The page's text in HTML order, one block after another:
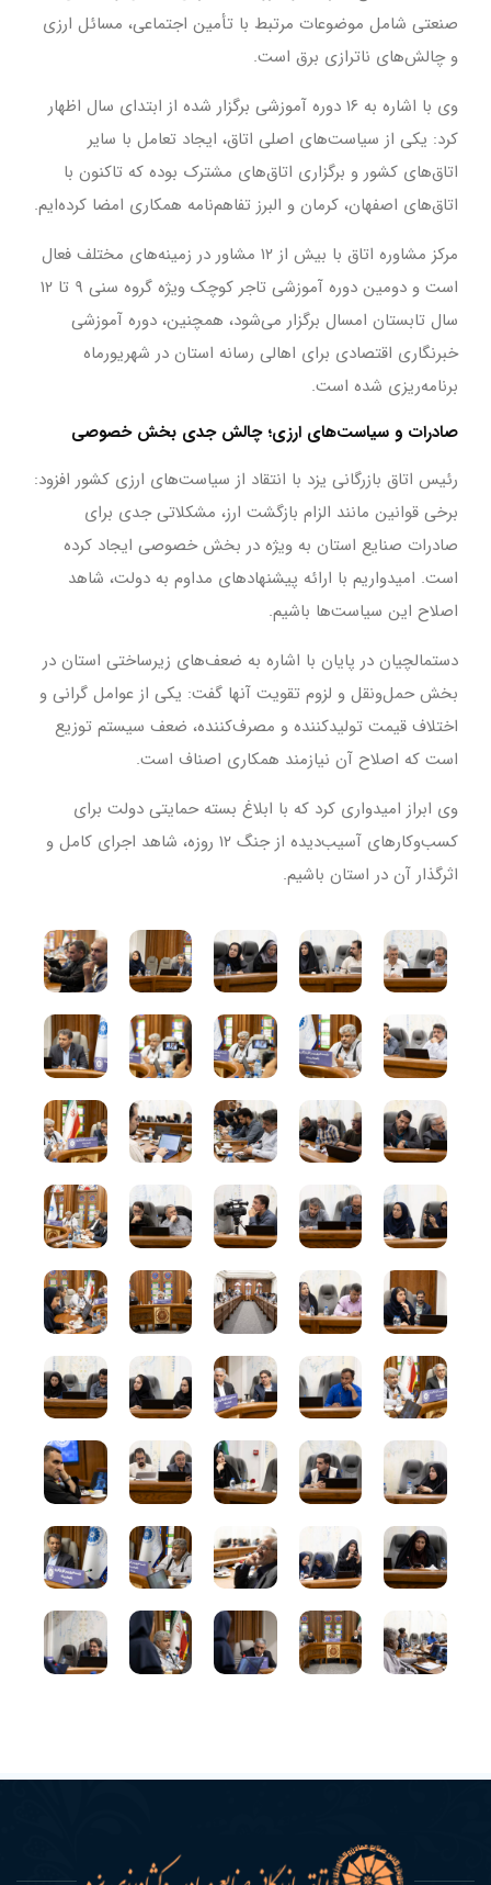
صنعتی شامل موضوعات مرتبط با تأمین اجتماعی، مسائل ارزی
و چالش‌های ناترازی برق است.
وی با اشاره به ۱۶ دوره آموزشی برگزار شده از ابتدای سال اظهار
کرد: یکی از سیاست‌های اصلی اتاق، ایجاد تعامل با سایر
اتاق‌های کشور و برگزاری اتاق‌های مشترک بوده که تاکنون با
اتاق‌های اصفهان، کرمان و البرز تفاهم‌نامه همکاری امضا کرده‌ایم.
مرکز مشاوره اتاق با بیش از ۱۲ مشاور در زمینه‌های مختلف فعال
است و دومین دوره آموزشی تاجر کوچک ویژه گروه سنی ۹ تا ۱۲
سال تابستان امسال برگزار می‌شود، همچنین، دوره آموزشی
خبرنگاری اقتصادی برای اهالی رسانه استان در شهریورماه
برنامه‌ریزی شده است.
صادرات و سیاست‌های ارزی؛ چالش جدی بخش خصوصی
رئیس اتاق بازرگانی یزد با انتقاد از سیاست‌های ارزی کشور افزود:
برخی قوانین مانند الزام بازگشت ارز، مشکلاتی جدی برای
صادرات صنایع استان به ویژه در بخش خصوصی ایجاد کرده
است. امیدواریم با ارائه پیشنهادهای مداوم به دولت، شاهد
اصلاح این سیاست‌ها باشیم.
دستمالچیان در پایان با اشاره به ضعف‌های زیرساختی استان در
بخش حمل‌ونقل و لزوم تقویت آنها گفت: یکی از عوامل گرانی و
اختلاف قیمت تولیدکننده و مصرف‌کننده، ضعف سیستم توزیع
است که اصلاح آن نیازمند همکاری اصناف است.
وی ابراز امیدواری کرد که با ابلاغ بسته حمایتی دولت برای
کسب‌وکارهای آسیب‌دیده از جنگ ۱۲ روزه، شاهد اجرای کامل و
اثرگذار آن در استان باشیم.